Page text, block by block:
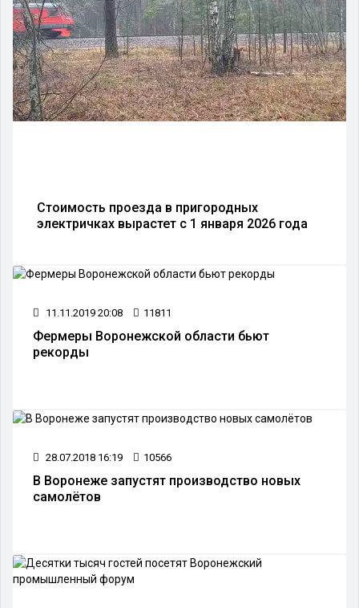
Стоимость проезда в пригородных
электричках вырастет с 1 января 2026 года
11.11.2019 20:08 11811
Фермеры Воронежской области бьют
рекорды
28.07.2018 16:19 10566
В Воронеже запустят производство новых
самолётов